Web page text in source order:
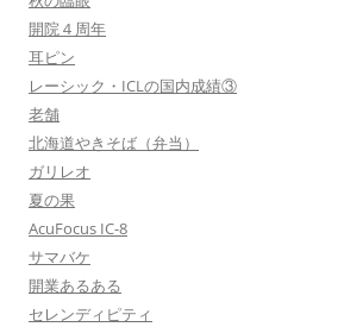
開院４周年
耳ピン
レーシック・ICLの国内成績③
老舗
北海道やきそば（弁当）
ガリレオ
夏の果
AcuFocus IC-8
サマバケ
開業あるある
セレンディピティ